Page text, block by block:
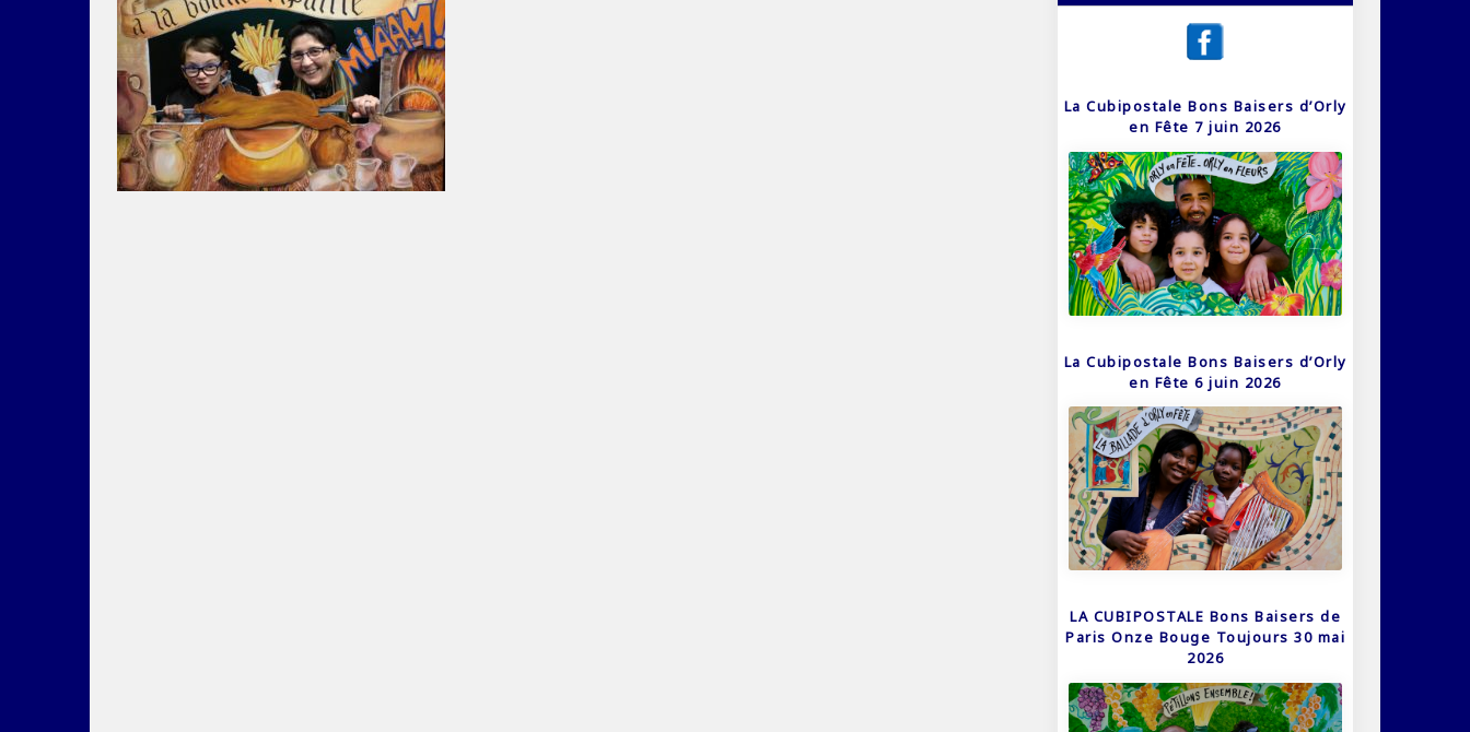
La Cubipostale Bons Baisers d’Orly
en Fête 7 juin 2026
La Cubipostale Bons Baisers d’Orly
en Fête 6 juin 2026
LA CUBIPOSTALE Bons Baisers de
Paris Onze Bouge Toujours 30 mai
2026